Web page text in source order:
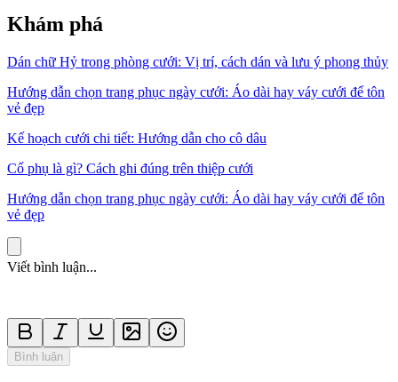
Khám phá
Dán chữ Hỷ trong phòng cưới: Vị trí, cách dán và lưu ý phong thủy
Hướng dẫn chọn trang phục ngày cưới: Áo dài hay váy cưới để tôn
vẻ đẹp
Kế hoạch cưới chi tiết: Hướng dẫn cho cô dâu
Cố phụ là gì? Cách ghi đúng trên thiệp cưới
Hướng dẫn chọn trang phục ngày cưới: Áo dài hay váy cưới để tôn
vẻ đẹp
Viết bình luận...
Bình luận